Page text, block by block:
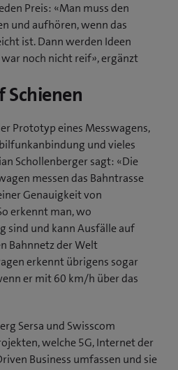
Preis: «Man muss den
und aufhören, wenn das
ist. Dann werden Ideen
noch nicht reif», ergänzt
Prototyp eines Messwagens,
und vieles
Schollenberger sagt: «Die
messen das Bahntrasse
Genauigkeit von
erkennt man, wo
sind und kann Ausfälle auf
Bahnnetz der Welt
erkennt übrigens sogar
er mit 60 km/h über das
Sersa und Swisscom
welche 5G, Internet der
Business umfassen und sie